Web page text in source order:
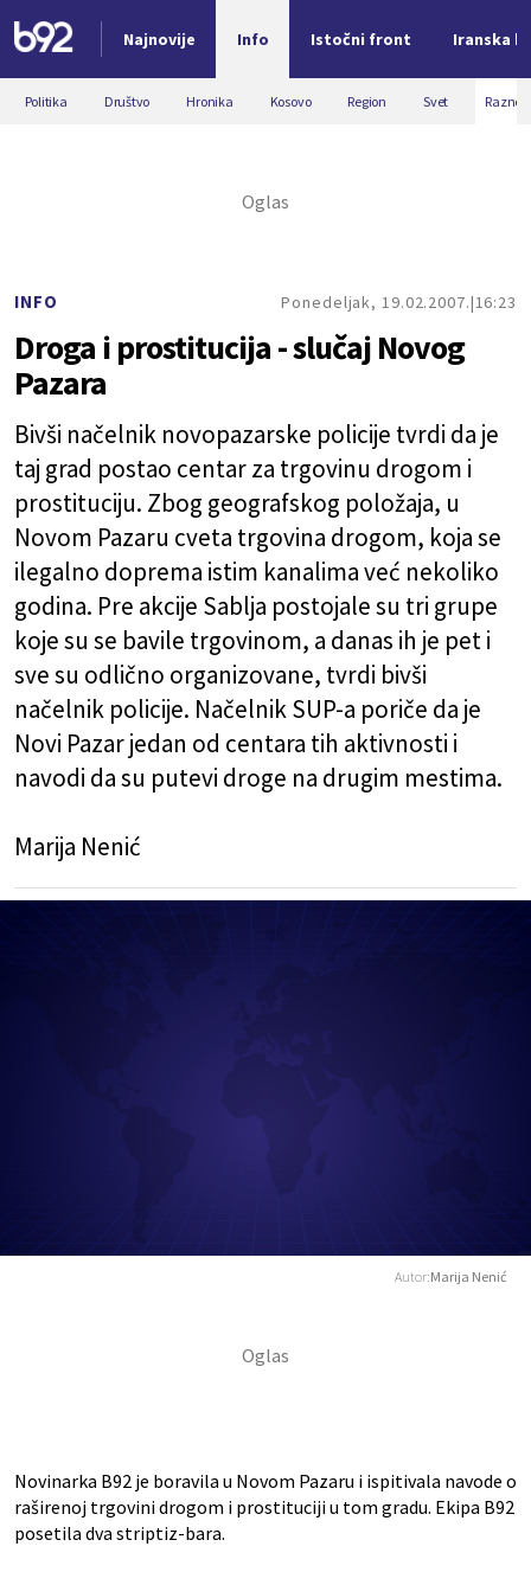
Najnovije Info Istočni front Iranska
Nova vest
Politika Društvo Hronika Kosovo Region Svet Razno
INFO Ponedeljak, 19.02.2007. 16:23
Droga i prostitucija - slučaj Novog
Pazara
Bivši načelnik novopazarske policije tvrdi da je
taj grad postao centar za trgovinu drogom i
prostituciju. Zbog geografskog položaja, u
Novom Pazaru cveta trgovina drogom, koja se
ilegalno doprema istim kanalima već nekoliko
godina. Pre akcije Sablja postojale su tri grupe
koje su se bavile trgovinom, a danas ih je pet i
sve su odlično organizovane, tvrdi bivši
načelnik policije. Načelnik SUP-a poriče da je
Novi Pazar jedan od centara tih aktivnosti i
navodi da su putevi droge na drugim mestima.
Marija Nenić
Autor:Marija Nenić
Novinarka B92 je boravila u Novom Pazaru i ispitivala navode o
raširenoj trgovini drogom i prostituciji u tom gradu. Ekipa B92
posetila dva striptiz-bara.